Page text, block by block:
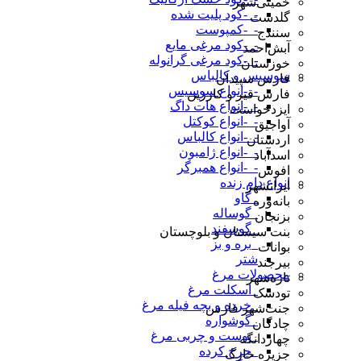
-_-کود پلیت شده
-_-کمپوست
-_-کود مرغی مایع
-_-کود مرغی گرانوله
سوسیس و کالباس
-_-انواع سوسیس
-_-انواع هات داگ
-_-انواع کوکتل
-_-انواع کالباس
-_-انواع ژامبون
-_-انواع همبرگر
انواع دام زنده
_گاو
_گوساله
_گوسفند
_بره و بز
شتر
محصولات مرغ
_اسکلت مرغ
_خرده و بچه فیله مرغ
_گوشواره
_پوست و چربی مرغ
_چرخ کرده
گلدشت
سنندج
آبش‌احمد
خوزستان
فارس سپیدان
فارس قیر و کارزین
ایزدخواست
آواجیق
اردستان
اسدآباد
افوس
ایرانشهر
بانه‌وره
بزنجان
بنت سیستان و بلوچستان
بوانات
بیرجند
تازه‌شهر
تودشک
جنت‌شهر فارس
چادگان
چهاردانگه
جزیره خارگ